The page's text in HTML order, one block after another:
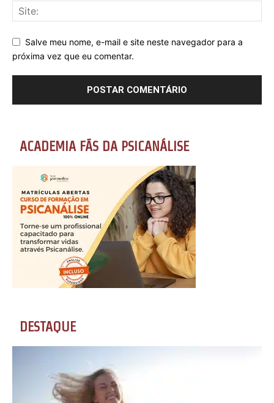
Salve meu nome, e-mail e site neste navegador para a
próxima vez que eu comentar.
ACADEMIA FÃS DA PSICANÁLISE
DESTAQUE